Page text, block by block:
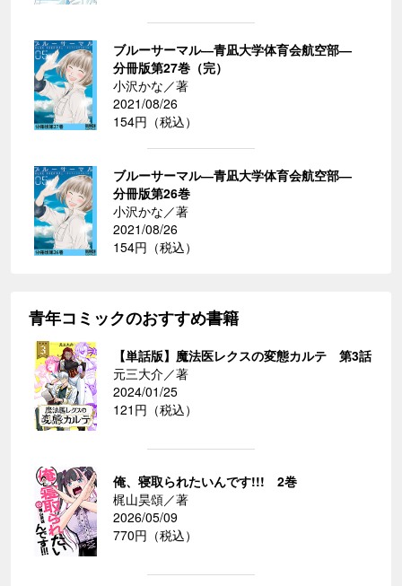
ブルーサーマル―青凪大学体育会航空部―
分冊版第27巻（完）
小沢かな／著
2021/08/26
154円（税込）
ブルーサーマル―青凪大学体育会航空部―
分冊版第26巻
小沢かな／著
2021/08/26
154円（税込）
青年コミックのおすすめ書籍
【単話版】魔法医レクスの変態カルテ 第3話
元三大介／著
2024/01/25
121円（税込）
俺、寝取られたいんです!!! 2巻
梶山昊頌／著
2026/05/09
770円（税込）